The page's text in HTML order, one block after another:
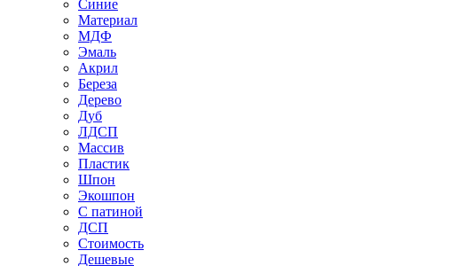
Синие
Материал
МДФ
Эмаль
Акрил
Береза
Дерево
Дуб
ЛДСП
Массив
Пластик
Шпон
Экошпон
С патиной
ДСП
Стоимость
Дешевые